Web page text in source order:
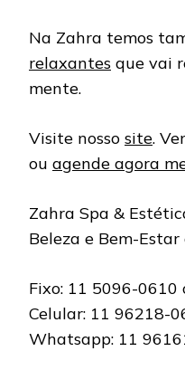
Na Zahra temos
relaxantes que vai
mente.
Visite nosso site.
ou agende agora
Zahra Spa &
Beleza e Bem-
Fixo: 11 5096-0610
Celular: 11 96218-
Whatsapp: 11